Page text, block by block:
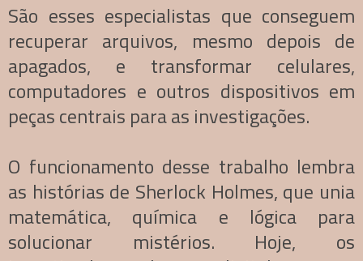
São esses especialistas que conseguem
recuperar arquivos, mesmo depois de
apagados, e transformar celulares,
computadores e outros dispositivos em
peças centrais para as investigações.
O funcionamento desse trabalho lembra
as histórias de Sherlock Holmes, que unia
matemática, química e lógica para
solucionar mistérios. Hoje, os